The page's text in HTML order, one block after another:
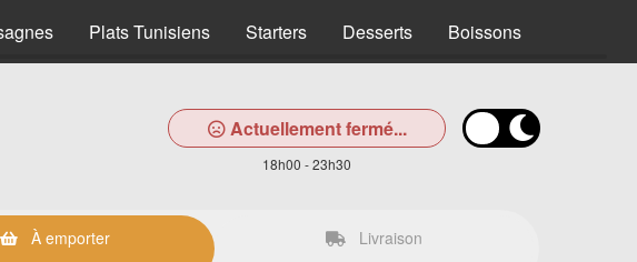
Plats Tunisiens Starters Desserts Boissons
Actuellement fermé...
18h00 - 23h30
À emporter Livraison